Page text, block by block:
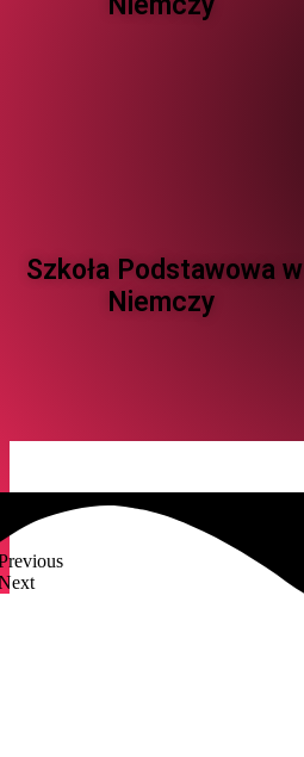
Szkoła Podstawowa w
Niemczy ​